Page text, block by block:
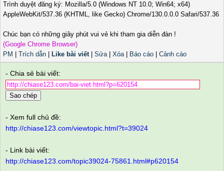
Trình duyệt đăng ký: Mozilla/5.0 (Windows NT 10.0; Win64; x64)
AppleWebKit/537.36 (KHTML, like Gecko) Chrome/130.0.0.0 Safari/537.36
Chúc bạn có những giây phút vui vẻ khi tham gia diễn đàn !
(Google Chrome Browser)
PM
Trích dẫn Like bài viết| Sửa| Xóa| Báo cáo Cảnh cáo
- Chia sẻ bài viết:
Sao chép
- Xem full chủ đề:
http://chiase123.com/viewtopic.html?t=39024
- Link bài viết:
http://chiase123.com/topic39024-75861.html#p620154